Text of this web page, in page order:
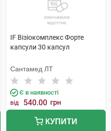
IF Візіокомплекс Форте
капсули 30 капсул
Сантамед ЛТ
Є в наявності
від 540.00 грн
КУПИТИ